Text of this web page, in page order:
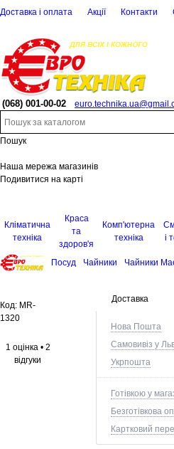
Доставка і оплата Акції Контакти
(068) 001-00-02
Пошук
Наша мережа магазинів
Подивитися на карті
Кліматична
техніка
Краса
та
здоров'я
Комп'ютерна
техніка
і
Посуд Чайники Чайники
Доставка
Нова Пошта
Самовивіз у
Укрпошта
Готівкою у
Безготівкова
Картковий
Код: MR-
1320
1 оцінка • 2
відгуки